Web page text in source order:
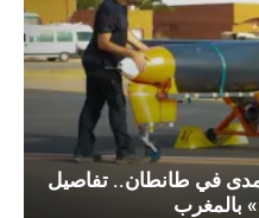
في طانطان.. تفاصيل
بالمغرب